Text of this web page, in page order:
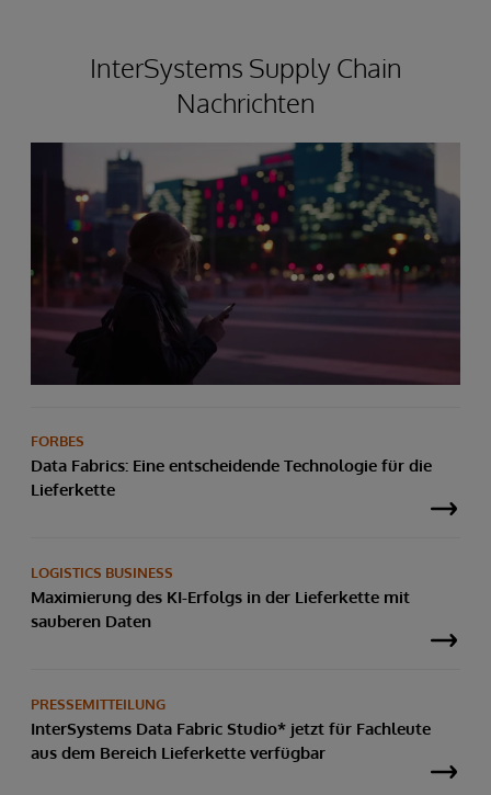
InterSystems Supply Chain
Nachrichten
FORBES
Data Fabrics: Eine entscheidende Technologie für die
Lieferkette
LOGISTICS BUSINESS
Maximierung des KI-Erfolgs in der Lieferkette mit
sauberen Daten
PRESSEMITTEILUNG
InterSystems Data Fabric Studio* jetzt für Fachleute
aus dem Bereich Lieferkette verfügbar